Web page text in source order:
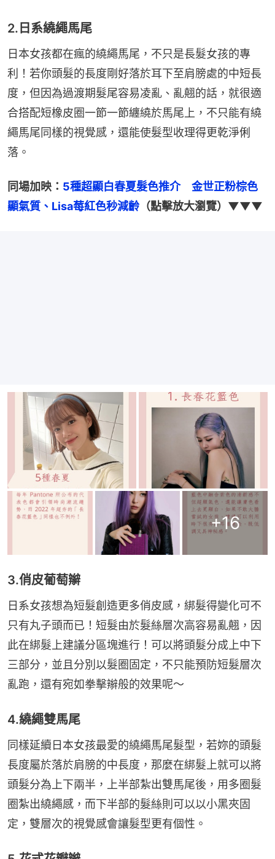
2.日系繞繩馬尾
日本女孩都在瘋的繞繩馬尾，不只是長髮女孩的專
利！若你頭髮的長度剛好落於耳下至肩膀處的中短長
度，但因為過渡期髮尾容易凌亂、亂翹的話，就很適
合搭配短橡皮圈一節一節纏繞於馬尾上，不只能有繞
繩馬尾同樣的視覺感，還能使髮型收理得更乾淨俐
落。
同場加映： 5種超顯白春夏髮色推介　金世正粉棕色
顯氣質、Lisa莓紅色秒減齡 （點擊放大瀏覽）▼▼▼
+16
3.俏皮葡萄辮
日系女孩想為短髮創造更多俏皮感，綁髮得變化可不
只有丸子頭而已！短髮由於髮絲層次高容易亂翹，因
此在綁髮上建議分區塊進行！可以將頭髮分成上中下
三部分，並且分別以髮圈固定，不只能預防短髮層次
亂跑，還有宛如拳擊辮般的效果呢～
4.繞繩雙馬尾
同樣延續日本女孩最愛的繞繩馬尾髮型，若妳的頭髮
長度屬於落於肩膀的中長度，那麼在綁髮上就可以將
頭髮分為上下兩半，上半部紮出雙馬尾後，用多圈髮
圈紮出繞繩感，而下半部的髮絲則可以以小黑夾固
定，雙層次的視覺感會讓髮型更有個性。